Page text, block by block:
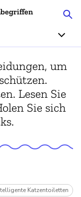
um
Lesen Sie
Sie sich
Katzentoiletten